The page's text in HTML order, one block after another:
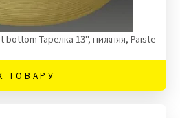
bottom Тарелка 13'', нижняя, Paiste
ТОВАРУ